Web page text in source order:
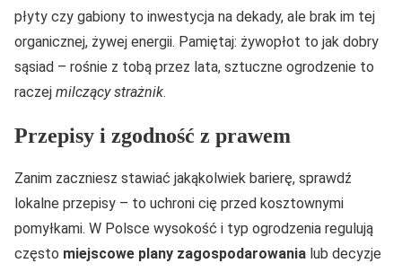
płyty czy gabiony to inwestycja na dekady, ale brak im tej
organicznej, żywej energii. Pamiętaj: żywopłot to jak dobry
sąsiad – rośnie z tobą przez lata, sztuczne ogrodzenie to
raczej milczący strażnik.
Przepisy i zgodność z prawem
Zanim zaczniesz stawiać jakąkolwiek barierę, sprawdź
lokalne przepisy – to uchroni cię przed kosztownymi
pomyłkami. W Polsce wysokość i typ ogrodzenia regulują
często miejscowe plany zagospodarowania lub decyzje